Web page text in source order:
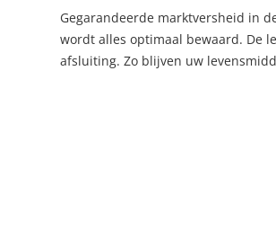
Gegarandeerde marktversheid in
wordt alles optimaal bewaard. De
afsluiting. Zo blijven uw